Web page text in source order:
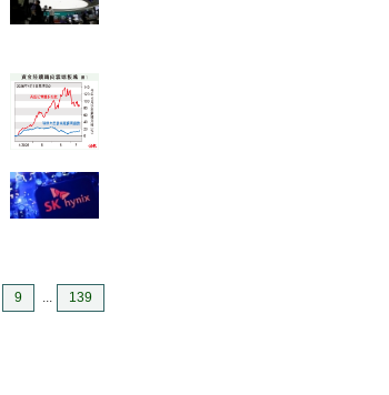
9 ... 139